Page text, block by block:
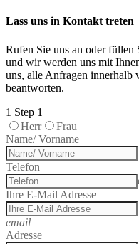
Lass uns in Kontakt treten
Rufen Sie uns an oder füllen
und wir werden uns mit
uns, alle Anfragen innerhalb
beantworten.
1 Step 1
Herr
Frau
Name/ Vorname
Telefon
Ihre E-Mail Adresse
email
Adresse